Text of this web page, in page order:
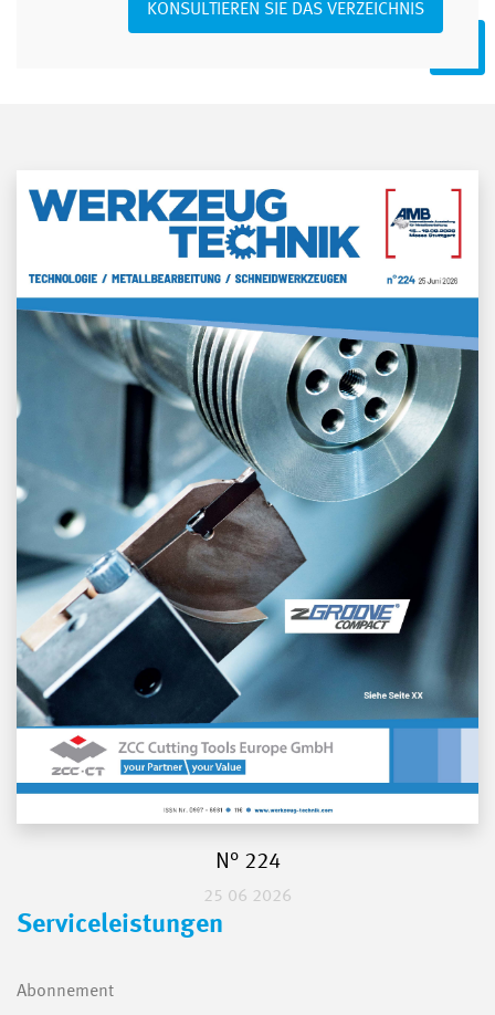
KONSULTIEREN SIE DAS VERZEICHNIS
N° 224
25 06 2026
Serviceleistungen
Abonnement